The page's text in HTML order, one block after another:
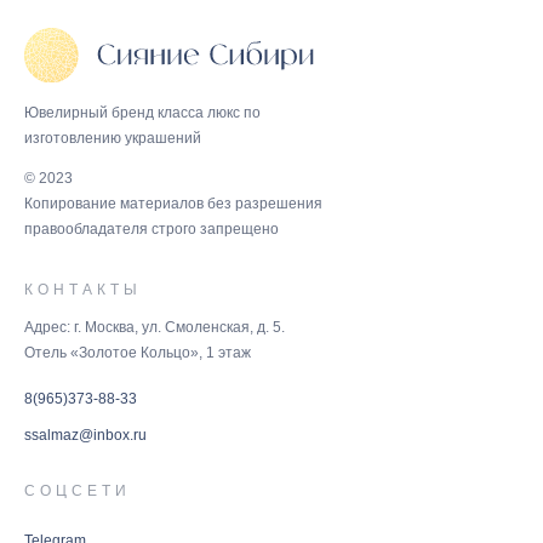
Ювелирный бренд класса люкс по
изготовлению украшений
© 2023
Копирование материалов без разрешения
правообладателя строго запрещено
КОНТАКТЫ
8(965)373-88-33
ssalmaz@inbox.ru
Адрес: г. Москва, ул. Смоленская, д. 5.
Отель «Золотое Кольцо», 1 этаж
СОЦСЕТИ